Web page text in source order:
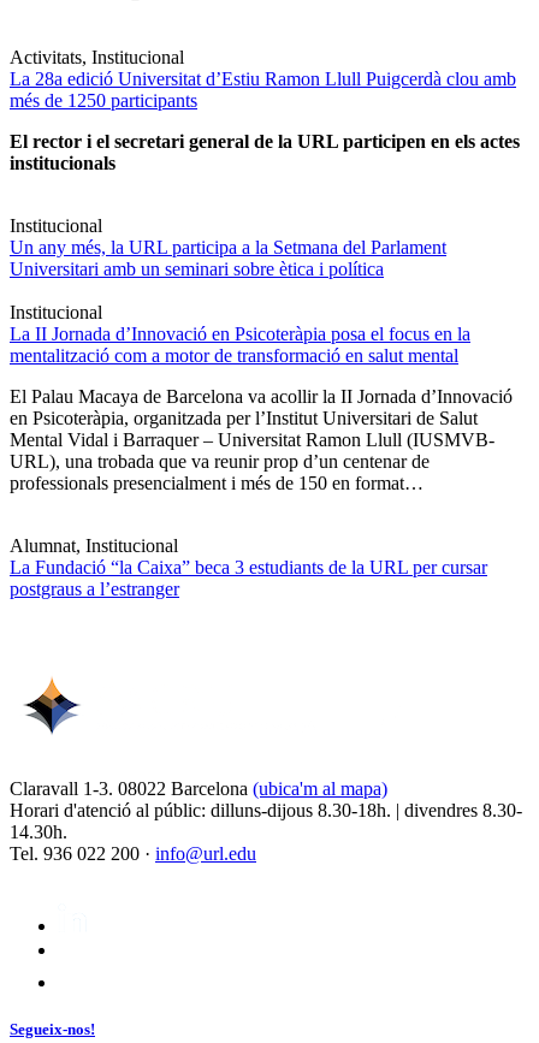
Activitats, Institucional
La 28a edició Universitat d’Estiu Ramon Llull Puigcerdà clou amb
més de 1250 participants
El rector i el secretari general de la URL participen en els actes
institucionals
Institucional
Un any més, la URL participa a la Setmana del Parlament
Universitari amb un seminari sobre ètica i política
Institucional
La II Jornada d’Innovació en Psicoteràpia posa el focus en la
mentalització com a motor de transformació en salut mental
El Palau Macaya de Barcelona va acollir la II Jornada d’Innovació
en Psicoteràpia, organitzada per l’Institut Universitari de Salut
Mental Vidal i Barraquer – Universitat Ramon Llull (IUSMVB-
URL), una trobada que va reunir prop d’un centenar de
professionals presencialment i més de 150 en format…
Alumnat, Institucional
La Fundació “la Caixa” beca 3 estudiants de la URL per cursar
postgraus a l’estranger
Claravall 1-3. 08022 Barcelona (ubica'm al mapa)
Horari d'atenció al públic: dilluns-dijous 8.30-18h. | divendres 8.30-
14.30h.
Tel. 936 022 200 · info@url.edu
Segueix-nos!